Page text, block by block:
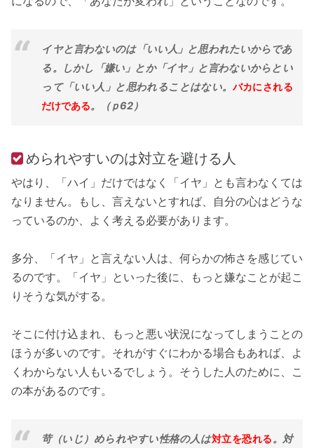
イヤと言わないのは「いい人」と思われたいからであ
る。しかし「嫌い」とか「イヤ」と言わないからとい
って「いい人」と思われることはない。 バカにされる
だけである。（ｐ62）
められやすいのは対立を避ける人
やはり、「ハイ」だけではなく「イヤ」とも言わなくては
なりません。もし、言えないとすれば、自分の心はどうな
っているのか、よく考える必要があります。
多分、「イヤ」と言えない人は、何らかの怖さを感じてい
るのです。「イヤ」といった後に、もっと嫌なことが起こ
りそうな気がする。
そこに付け込まれ、もっと悪い状況になってしまうことの
ほうが多いのです。それがすぐにわかる場合もあれば、よ
くわからない人もいるでしょう。そうした人のために、こ
の本があるのです。
苛（いじ）められやすい性格の人は対立を恐れる 。対